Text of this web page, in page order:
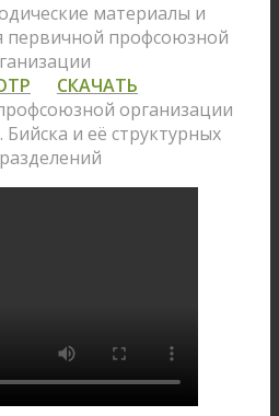
материалы и
первичной профсоюзной
СКАЧАТЬ
организации
и её структурных